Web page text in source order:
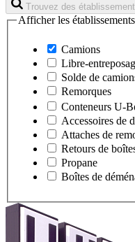
Trouvez des
Afficher les
Camions
Libre-
Solde de
Remorques
Conteneurs U-
Accessoires de
Attaches de
Retours de
Propane
Boîtes de